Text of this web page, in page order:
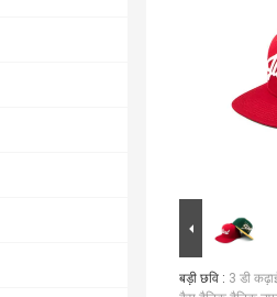
बड़ी छवि : 3 डी